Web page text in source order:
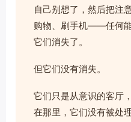
自己别想了，然后把注
购物、刷手机——任何
它们消失了。
但它们没有消失。
它们只是从意识的客厅
在那里，它们没有被处